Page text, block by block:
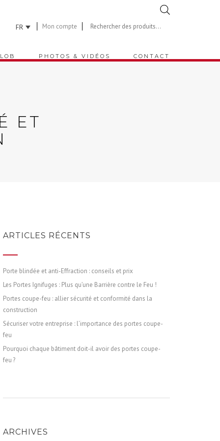
FR Mon compte
LOB PHOTOS & VIDÉOS CONTACT
ET
ARTICLES RÉCENTS
Porte blindée et anti-Effraction : conseils et prix
Les Portes Ignifuges : Plus qu’une Barrière contre le Feu !
Portes coupe-feu : allier sécurité et conformité dans la
construction
Sécuriser votre entreprise : l’importance des portes coupe-
feu
Pourquoi chaque bâtiment doit-il avoir des portes coupe-
feu ?
ARCHIVES